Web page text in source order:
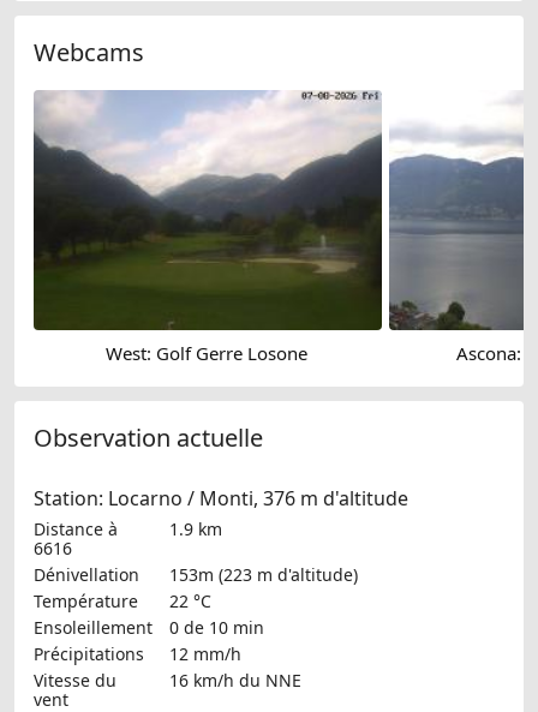
Webcams
West: Golf Gerre Losone Ascona:
Observation actuelle
Station: Locarno / Monti, 376 m d'altitude
Distance à
6616
1.9 km
Dénivellation
153m (223 m d'altitude)
Température
22 °C
Ensoleillement
0 de 10 min
Précipitations
12 mm/h
Vitesse du
vent
16 km/h du NNE